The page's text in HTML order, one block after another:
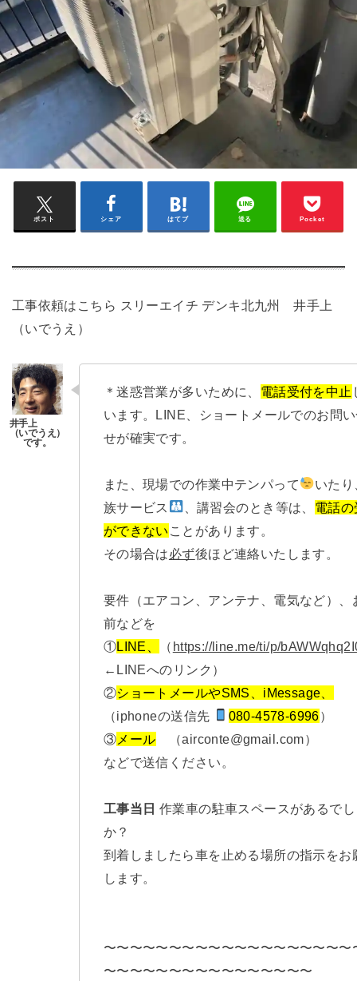
ポスト シェア はてブ 送る Pocket
工事依頼はこちら スリーエイチ デンキ北九州 井手上
（いでうえ）
＊迷惑営業が多いために、 電話受付を中止
います。LINE、ショートメールでのお問
せが確実です。
また、現場での作業中テンパって
いたり
族サービス
、講習会のとき等は、 電話の
ができない ことがあります。
その場合は必ず後ほど連絡いたします。
要件（エアコン、アンテナ、電気など）、
前などを
①LINE、 （ https://line.me/ti/p/
←LINEへのリンク）
②ショートメールやSMS、iMessage、
（iphoneの送信先
080-4578-6996）
③ メール （airconte@gmail.com）
などで送信ください。
工事当日 作業車の駐車スペースがあるで
か？
到着しましたら車を止める場所の指示をお
します。
〜〜〜〜〜〜〜〜〜〜〜〜〜〜〜〜〜〜〜
〜〜〜〜〜〜〜〜〜〜〜〜〜〜〜〜